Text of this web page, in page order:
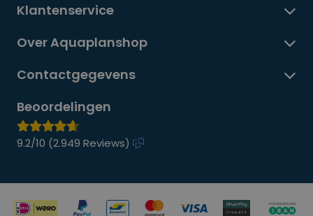
Klantenservice
Over Aquaplanshop
Contactgegevens
Beoordelingen
9.2/10 (2.949 Reviews)